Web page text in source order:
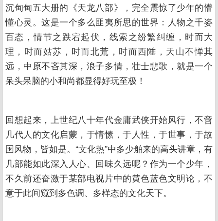
沉甸甸五大册的《天龙八部》，完全震惊了少年的懵
懂心灵。这是一个多么匪夷所思的世界：人物之千姿
百态，情节之跌宕起伏，线索之纷繁纠缠，时而大
理，时而姑苏，时而北荒，时而西陲，天山不惮其
远，中原不吝其深，浪子多情，壮士悲歌，就是一个
呆头呆脑的小和尚都显得好玩至极！
回想起来，上世纪八十年代金庸武侠开始风行，不啻
几代人的文化启蒙，于情愫，于人性，于世事，于故
国风物，皆如是。“文化热”中多少舶来的高头讲章，有
几部能如此深入人心、回味久远呢？作为一个少年，
不久前还奋激于某部电视片中的黄色蓝色文明论，不
意于此间窥到多色调、多样态的文化天下。